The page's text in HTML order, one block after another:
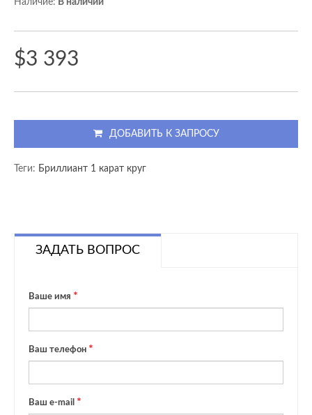
Наличие: В наличии
$3 393
ДОБАВИТЬ К ЗАПРОСУ
Теги: Бриллиант 1 карат круг
ЗАДАТЬ ВОПРОС
Ваше имя
Ваш телефон
Ваш e-mail